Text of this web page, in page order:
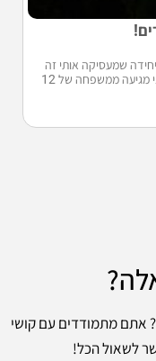
היחידה שמעסיקה אותי זה
הרצון להתחתן ולהספיק להביא ילדים לעולם. אני מגיעה ממשפחה של 12
אתם מתמודדים עם קושי
לשאול הכל!